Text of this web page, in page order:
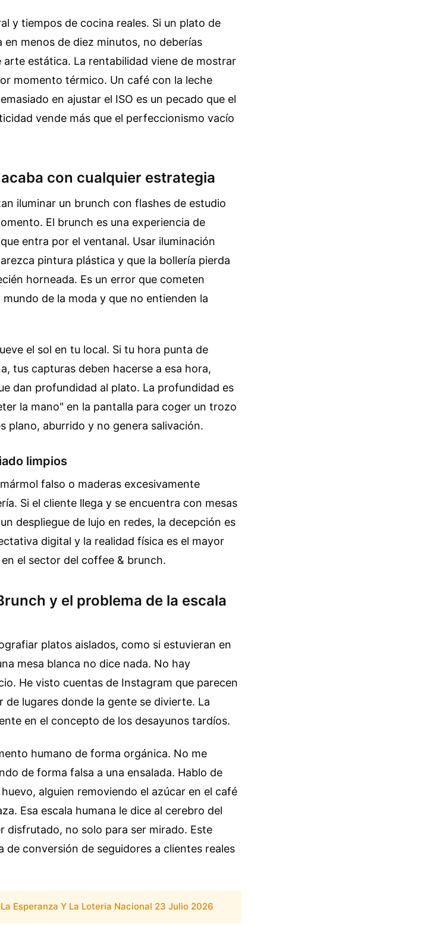
y tiempos de cocina reales. Si un plato de
menos de diez minutos, no deberías
estática. La rentabilidad viene de mostrar
momento térmico. Un café con la leche
en ajustar el ISO es un pecado que el
vende más que el perfeccionismo vacío
con cualquier estrategia
iluminar un brunch con flashes de estudio
El brunch es una experiencia de
entra por el ventanal. Usar iluminación
pintura plástica y que la bollería pierda
horneada. Es un error que cometen
de la moda y que no entienden la
el sol en tu local. Si tu hora punta de
tus capturas deben hacerse a esa hora,
dan profundidad al plato. La profundidad es
la mano" en la pantalla para coger un trozo
plano, aburrido y no genera salivación.
limpios
falso o maderas excesivamente
Si el cliente llega y se encuentra con mesas
despliegue de lujo en redes, la decepción es
digital y la realidad física es el mayor
el sector del coffee & brunch.
y el problema de la escala
platos aislados, como si estuvieran en
mesa blanca no dice nada. No hay
He visto cuentas de Instagram que parecen
de lugares donde la gente se divierte. La
en el concepto de los desayunos tardíos.
humano de forma orgánica. No me
de forma falsa a una ensalada. Hablo de
alguien removiendo el azúcar en el café
Esa escala humana le dice al cerebro del
disfrutado, no solo para ser mirado. Este
de conversión de seguidores a clientes reales
Esperanza Y La Loteria Nacional 23 Julio 2026